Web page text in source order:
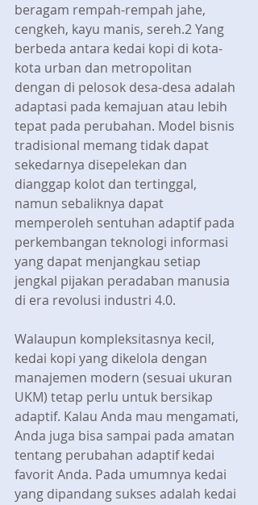
beragam rempah-rempah jahe,
cengkeh, kayu manis, sereh.2 Yang
berbeda antara kedai kopi di kota-
kota urban dan metropolitan
dengan di pelosok desa-desa adalah
adaptasi pada kemajuan atau lebih
tepat pada perubahan. Model bisnis
tradisional memang tidak dapat
sekedarnya disepelekan dan
dianggap kolot dan tertinggal,
namun sebaliknya dapat
memperoleh sentuhan adaptif pada
perkembangan teknologi informasi
yang dapat menjangkau setiap
jengkal pijakan peradaban manusia
di era revolusi industri 4.0.
Walaupun kompleksitasnya kecil,
kedai kopi yang dikelola dengan
manajemen modern (sesuai ukuran
UKM) tetap perlu untuk bersikap
adaptif. Kalau Anda mau mengamati,
Anda juga bisa sampai pada amatan
tentang perubahan adaptif kedai
favorit Anda. Pada umumnya kedai
yang dipandang sukses adalah kedai